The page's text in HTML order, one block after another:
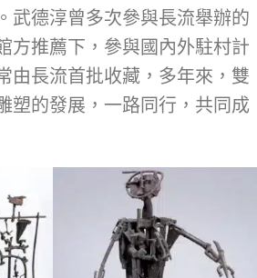
武德淳曾多次參與長流舉辦的
方推薦下，參與國內外駐村計
由長流首批收藏，多年來，雙
塑的發展，一路同行，共同成